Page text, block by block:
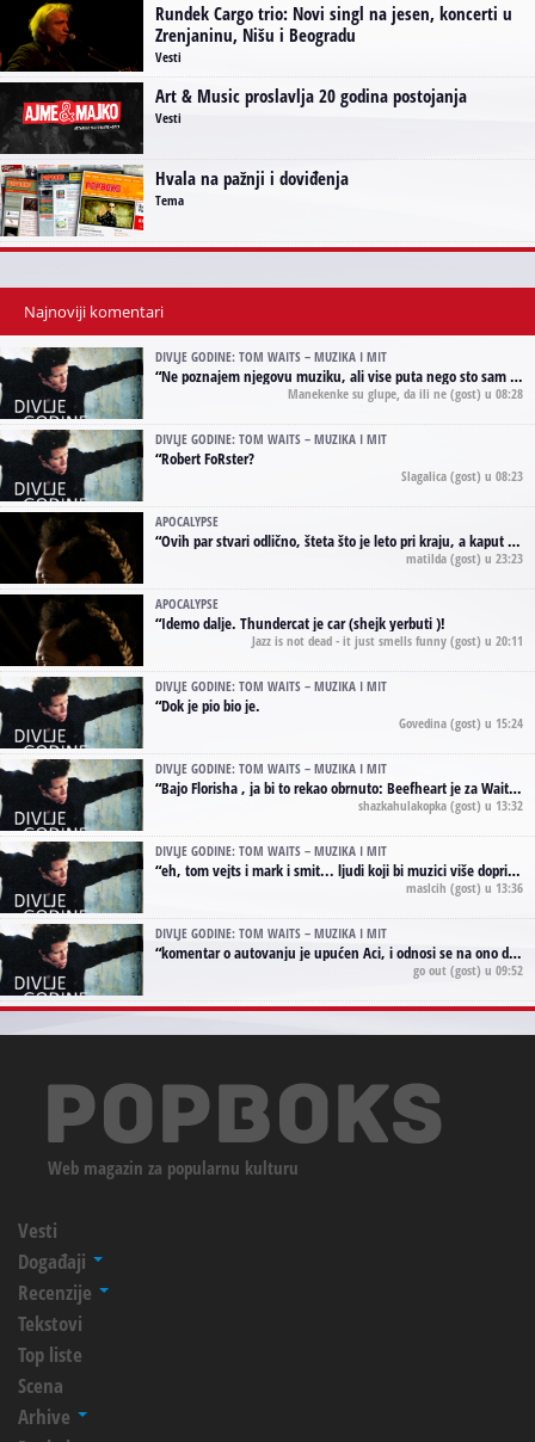
Rundek Cargo trio: Novi singl na jesen, koncerti u
Zrenjaninu, Nišu i Beogradu
Vesti
Art & Music proslavlja 20 godina postojanja
Vesti
Hvala na pažnji i doviđenja
Tema
Najnoviji komentari
DIVLJE GODINE: TOM WAITS – MUZIKA I MIT
“Ne poznajem njegovu muziku, ali vise puta nego sto sam to zazeleo gledao sam njegove umjetnicke slike na raznim stranama interneta. Te stoga zakljucujem da je Tom Waits Lady Gaga muzike namrstenih, ma
Manekenke su glupe, da ili ne (gost) u 08:28
DIVLJE GODINE: TOM WAITS – MUZIKA I MIT
“Robert FoRster?
Slagalica (gost) u 08:23
APOCALYPSE
“Ovih par stvari odlično, šteta što je leto pri kraju, a kaput koji te vervoatno podseća na pirotski ćilim je iz tradicije Navaho indijanaca ;)
matilda (gost) u 23:23
APOCALYPSE
“Idemo dalje. Thundercat je car (shejk yerbuti )!
Jazz is not dead - it just smells funny (gost) u 20:11
DIVLJE GODINE: TOM WAITS – MUZIKA I MIT
“Dok je pio bio je.
Govedina (gost) u 15:24
DIVLJE GODINE: TOM WAITS – MUZIKA I MIT
“Bajo Florisha , ja bi to rekao obrnuto: Beefheart je za Waitsa, isto sto i Hendrix za Lenny Kravitza
shazkahulakopka (gost) u 13:32
DIVLJE GODINE: TOM WAITS – MUZIKA I MIT
“eh, tom vejts i mark i smit... ljudi koji bi muzici više doprineli da su radili kao vozači tramvaja u gsp-u.
maslcih (gost) u 13:36
DIVLJE GODINE: TOM WAITS – MUZIKA I MIT
“komentar o autovanju je upućen Aci, i odnosi se na ono drugo autovanje...'senzualnost Waitsa' ;)
go out (gost) u 09:52
Web magazin za popularnu kulturu
Vesti
Događaji
Recenzije
Tekstovi
Top liste
Scena
Arhive